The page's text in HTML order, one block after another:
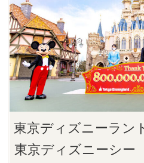
東京ディズニーラン
東京ディズニーシー